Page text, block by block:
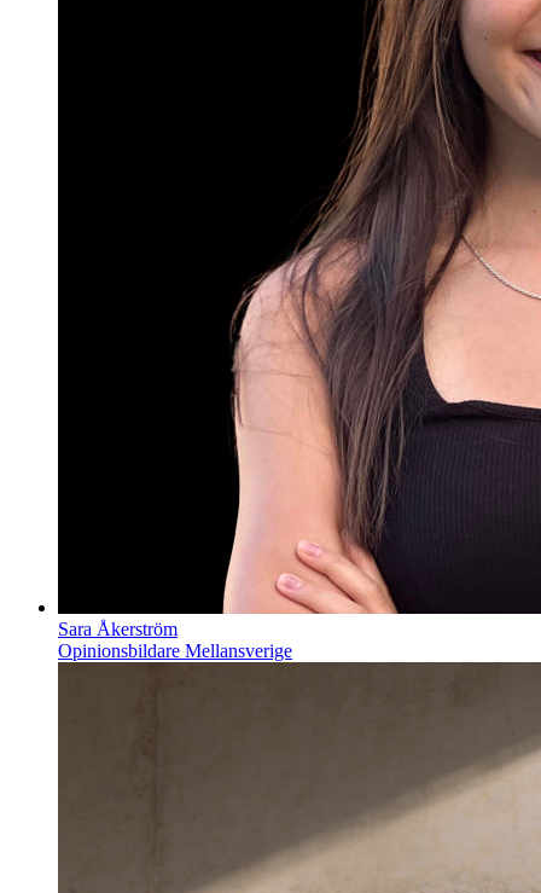
Sara Åkerström
Opinionsbildare Mellansverige